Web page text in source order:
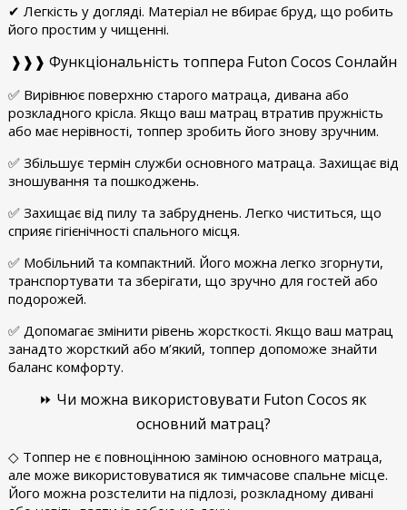
✔ Легкість у догляді. Матеріал не вбирає бруд, що робить
його простим у чищенні.
❱❱❱ Функціональність топпера Futon Cocos Сонлайн
✅ Вирівнює поверхню старого матраца, дивана або
розкладного крісла. Якщо ваш матрац втратив пружність
або має нерівності, топпер зробить його знову зручним.
✅ Збільшує термін служби основного матраца. Захищає від
зношування та пошкоджень.
✅ Захищає від пилу та забруднень. Легко чиститься, що
сприяє гігієнічності спального місця.
✅ Мобільний та компактний. Його можна легко згорнути,
транспортувати та зберігати, що зручно для гостей або
подорожей.
✅ Допомагає змінити рівень жорсткості. Якщо ваш матрац
занадто жорсткий або м’який, топпер допоможе знайти
баланс комфорту.
⏩ Чи можна використовувати Futon Cocos як
основний матрац?
◇ Топпер не є повноцінною заміною основного матраца,
але може використовуватися як тимчасове спальне місце.
Його можна розстелити на підлозі, розкладному дивані